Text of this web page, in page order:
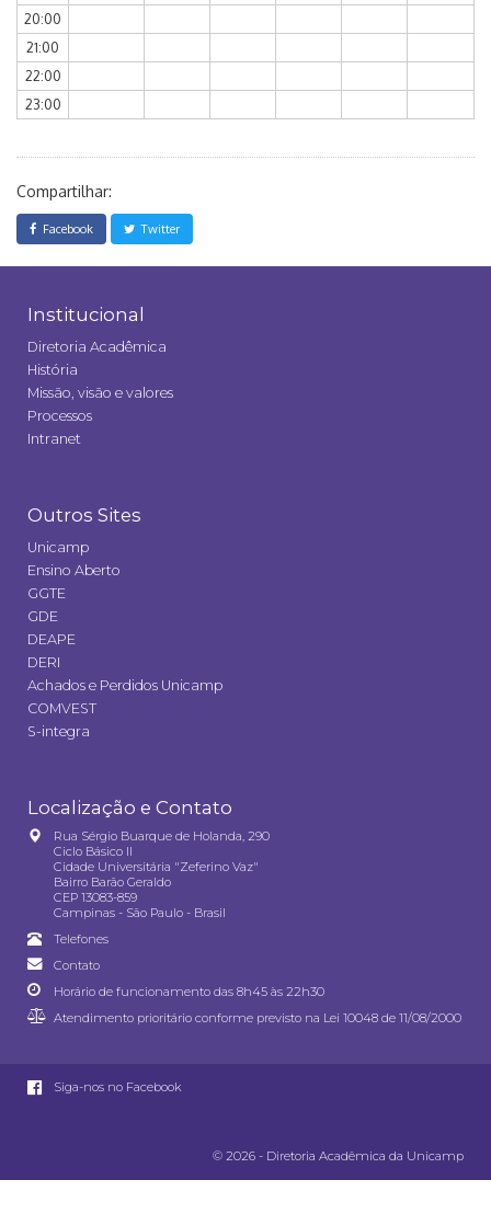
20:00
21:00
22:00
23:00
Compartilhar:
Facebook Twitter
Institucional
Diretoria Acadêmica
História
Missão, visão e valores
Processos
Intranet
Outros Sites
Unicamp
Ensino Aberto
GGTE
GDE
DEAPE
DERI
Achados e Perdidos Unicamp
COMVEST
S-integra
Localização e Contato
Rua Sérgio Buarque de Holanda, 290
Ciclo Básico II
Cidade Universitária "Zeferino Vaz"
Bairro Barão Geraldo
CEP 13083-859
Campinas - São Paulo - Brasil
Telefones
Contato
Horário de funcionamento das 8h45 às 22h30
Atendimento prioritário conforme previsto na Lei 10048 de 11/08/2000
Siga-nos no Facebook
© 2026 - Diretoria Acadêmica da Unicamp